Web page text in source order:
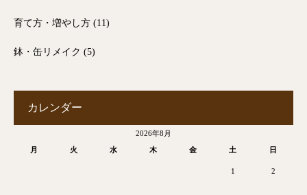
育て方・増やし方 (11)
鉢・缶リメイク (5)
カレンダー
2026年8月
月
火 水 木 金 土 日
1 2